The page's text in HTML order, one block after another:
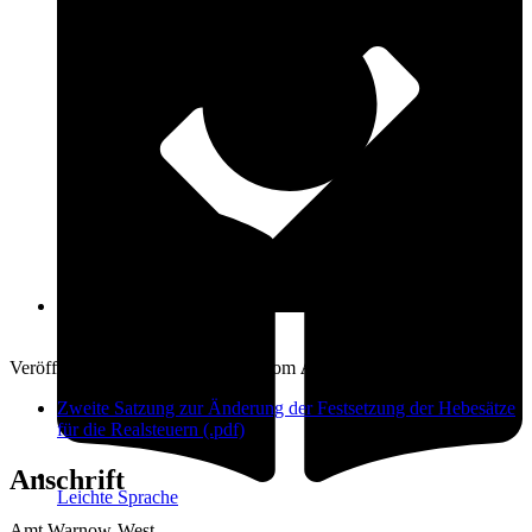
Leichte Sprache
Veröffentlicht am: 28. April 2025 vom Amt Warnow-West
Zweite Satzung zur Änderung der Festsetzung der Hebesätze
für die Realsteuern (.pdf)
Anschrift